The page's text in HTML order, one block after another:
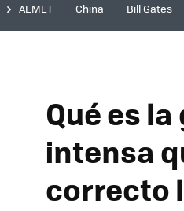
AEMET China Bill Gates
Qué es
intensa
correcto